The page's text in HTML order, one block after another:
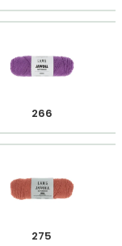
266
275